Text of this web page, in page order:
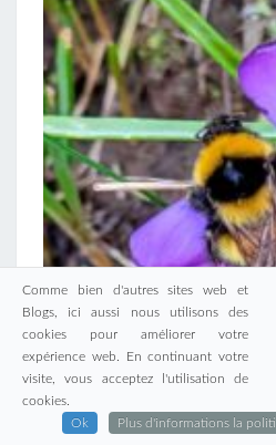
Comme bien d'autres sites web et
Blogs, ici aussi nous utilisons des
cookies pour améliorer votre
expérience web. En continuant votre
visite, vous acceptez l'utilisation de
cookies.
Ok
Plus d'informations la